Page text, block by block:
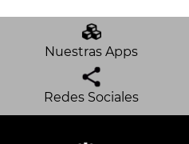
Nuestras Apps
Redes Sociales